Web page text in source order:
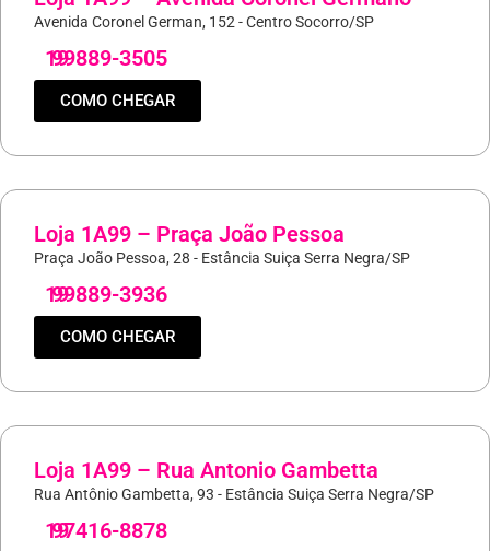
Avenida Coronel German, 152 - Centro Socorro/SP
19
99889-3505
COMO CHEGAR
Loja 1A99 – Praça João Pessoa
Praça João Pessoa, 28 - Estância Suiça Serra Negra/SP
19
99889-3936
COMO CHEGAR
Loja 1A99 – Rua Antonio Gambetta
Rua Antônio Gambetta, 93 - Estância Suiça Serra Negra/SP
19
97416-8878